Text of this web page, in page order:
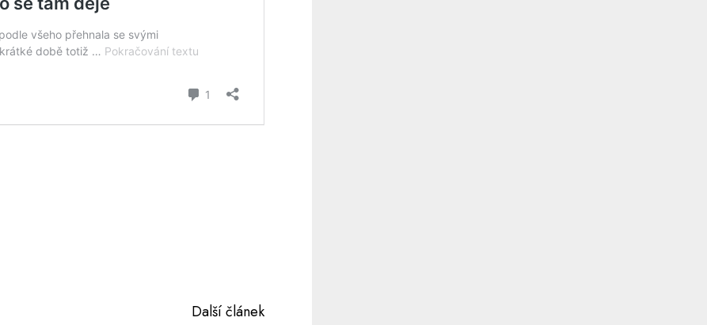
Další článek